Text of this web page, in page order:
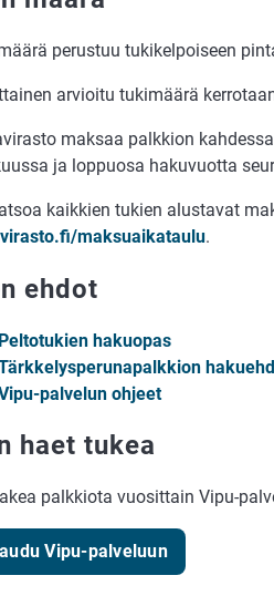
perustuu tukikelpoiseen
arvioitu tukimäärä
maksaa palkkion
ja loppuosa hakuvuotta
kaikkien tukien alustavat
maksuaikataulu.
ehdot
Peltotukien hakuopas
palvelun ohjeet
haet tukea
palkkiota vuosittain Vipu-
Vipu-palveluun